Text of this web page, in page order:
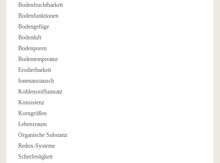
Bodenfruchtbarkeit
Bodenfunktionen
Bodengefüge
Bodenluft
Bodenporen
Bodentemperatur
Erodierbarkeit
Ionenaustausch
Kohlenstoffumsatz
Konsistenz
Korngrößen
Lebensraum
Organische Substanz
Redox-Systeme
Scherfestigkeit